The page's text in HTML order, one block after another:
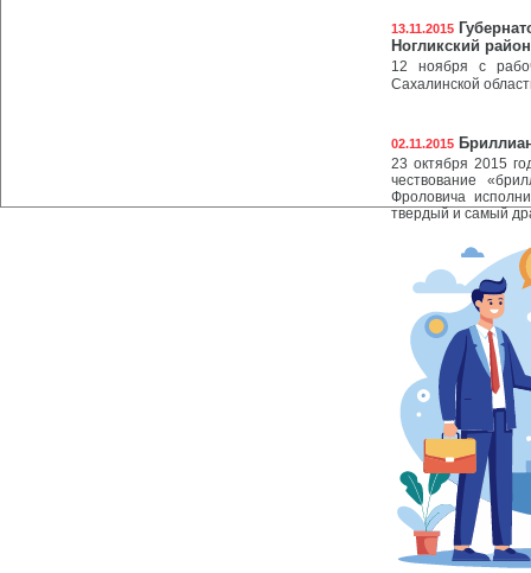
13.11.2015
Ногликский район
12 ноября с
Сахалинской
02.11.2015
23 октября 2015
чествование
Фроловича
твердый и самый